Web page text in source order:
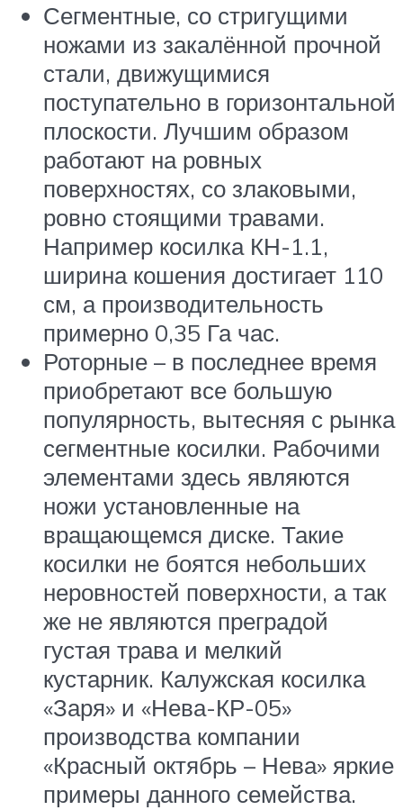
Сегментные, со стригущими
ножами из закалённой прочной
стали, движущимися
поступательно в горизонтальной
плоскости. Лучшим образом
работают на ровных
поверхностях, со злаковыми,
ровно стоящими травами.
Например косилка КН-1.1,
ширина кошения достигает 110
см, а производительность
примерно 0,35 Га час.
Роторные – в последнее время
приобретают все большую
популярность, вытесняя с рынка
сегментные косилки. Рабочими
элементами здесь являются
ножи установленные на
вращающемся диске. Такие
косилки не боятся небольших
неровностей поверхности, а так
же не являются преградой
густая трава и мелкий
кустарник. Калужская косилка
«Заря» и «Нева-КР-05»
производства компании
«Красный октябрь – Нева» яркие
примеры данного семейства.